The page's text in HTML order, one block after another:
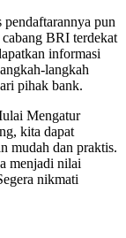
pun
BRI terdekat
informasi
langkah
pihak bank.
Mengatur
kita dapat
mudah dan praktis.
menjadi nilai
nikmati